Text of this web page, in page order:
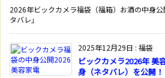
2026年ビックカメラ福袋（福箱）お酒の中身
タバレ」
2025年12月29日 : 福袋
ビックカメラ2026年 美
身（ネタバレ）を公開！